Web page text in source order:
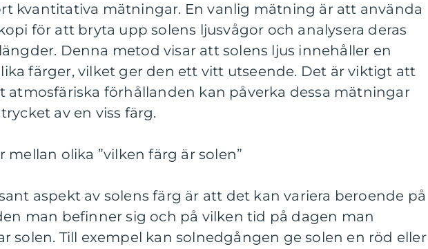
kvantitativa mätningar. En vanlig mätning är att använda
för att bryta upp solens ljusvågor och analysera deras
Denna metod visar att solens ljus innehåller en
färger, vilket ger den ett vitt utseende. Det är viktigt att
atmosfäriska förhållanden kan påverka dessa mätningar
av en viss färg.
mellan olika ”vilken färg är solen”
aspekt av solens färg är att det kan variera beroende på
man befinner sig och på vilken tid på dagen man
solen. Till exempel kan solnedgången ge solen en röd eller